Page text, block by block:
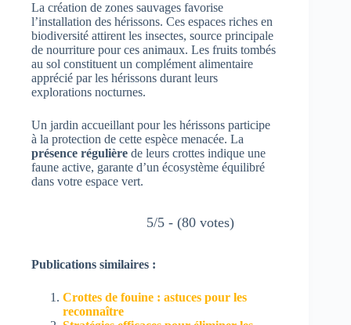
La création de zones sauvages favorise
l’installation des hérissons. Ces espaces riches en
biodiversité attirent les insectes, source principale
de nourriture pour ces animaux. Les fruits tombés
au sol constituent un complément alimentaire
apprécié par les hérissons durant leurs
explorations nocturnes.
Un jardin accueillant pour les hérissons participe
à la protection de cette espèce menacée. La
présence régulière de leurs crottes indique une
faune active, garante d’un écosystème équilibré
dans votre espace vert.
5/5 - (80 votes)
Publications similaires :
Crottes de fouine : astuces pour les
reconnaître